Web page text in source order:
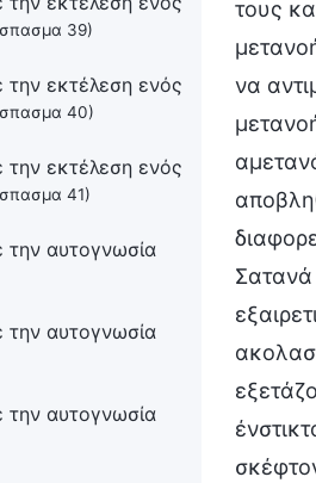
39)
την εκτέλεση ενός
40)
την εκτέλεση ενός
41)
την αυτογνωσία
την αυτογνωσία
την αυτογνωσία
τους
να
Σατανά